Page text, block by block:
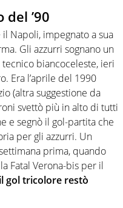
’90
Napoli, impegnato a sua
Gli azzurri sognano un
biancoceleste, ieri
Era l’aprile del 1990
(altra suggestione da
svettò più in alto di tutti
e segnò il gol-partita che
per gli azzurri. Un
prima, quando
Fatal Verona-bis per il
gol tricolore restò